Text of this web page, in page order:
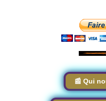
📰 Qui